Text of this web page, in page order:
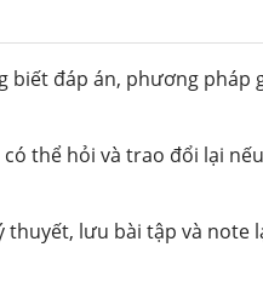
biết đáp án, phương pháp
có thể hỏi và trao đổi lại
thuyết, lưu bài tập và note